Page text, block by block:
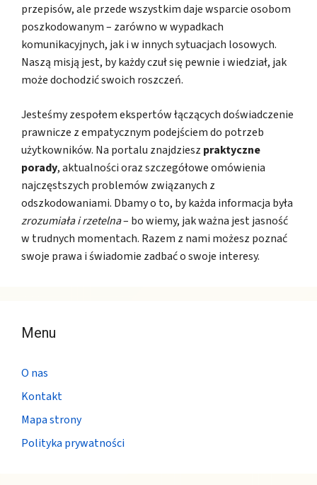
przepisów, ale przede wszystkim daje wsparcie osobom
poszkodowanym – zarówno w wypadkach
komunikacyjnych, jak i w innych sytuacjach losowych.
Naszą misją jest, by każdy czuł się pewnie i wiedział, jak
może dochodzić swoich roszczeń.
Jesteśmy zespołem ekspertów łączących doświadczenie
prawnicze z empatycznym podejściem do potrzeb
użytkowników. Na portalu znajdziesz praktyczne
porady, aktualności oraz szczegółowe omówienia
najczęstszych problemów związanych z
odszkodowaniami. Dbamy o to, by każda informacja była
zrozumiała i rzetelna– bo wiemy, jak ważna jest jasność
w trudnych momentach. Razem z nami możesz poznać
swoje prawa i świadomie zadbać o swoje interesy.
Menu
O nas
Kontakt
Mapa strony
Polityka prywatności